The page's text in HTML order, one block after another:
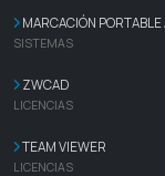
MARCACIÓN
SISTEMAS
ZWCAD
LICENCIAS
TEAM VIEWER
LICENCIAS